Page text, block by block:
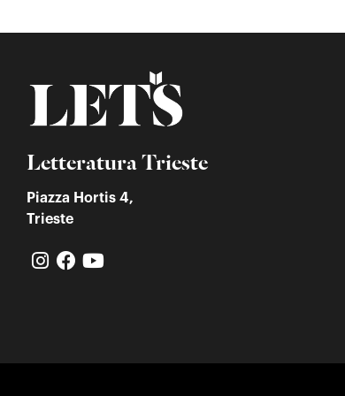
Letteratura Trieste
Piazza Hortis 4,
Trieste